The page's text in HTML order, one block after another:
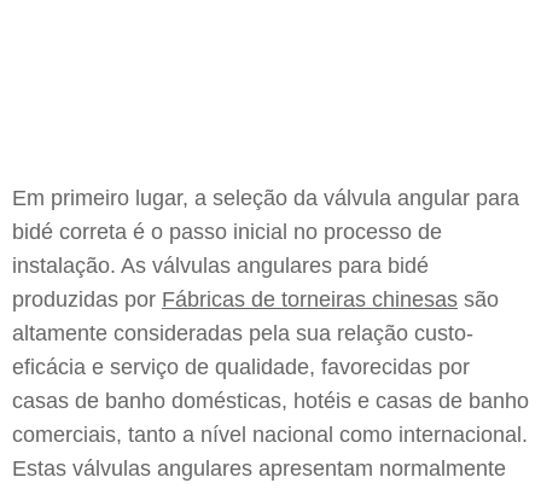
Em primeiro lugar, a seleção da válvula angular para
bidé correta é o passo inicial no processo de
instalação. As válvulas angulares para bidé
produzidas por Fábricas de torneiras chinesas são
altamente consideradas pela sua relação custo-
eficácia e serviço de qualidade, favorecidas por
casas de banho domésticas, hotéis e casas de banho
comerciais, tanto a nível nacional como internacional.
Estas válvulas angulares apresentam normalmente